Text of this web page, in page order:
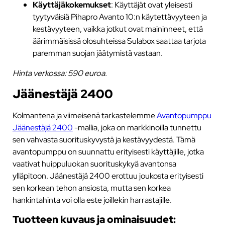
Käyttäjäkokemukset: Käyttäjät ovat yleisesti
tyytyväisiä Pihapro Avanto 10:n käytettävyyteen ja
kestävyyteen, vaikka jotkut ovat maininneet, että
äärimmäisissä olosuhteissa Sulabox saattaa tarjota
paremman suojan jäätymistä vastaan.
Hinta verkossa: 590 euroa.
Jäänestäjä 2400
Kolmantena ja viimeisenä tarkastelemmeAvantopumppu
Jäänestäjä 2400-mallia, joka on markkinoilla tunnettu
sen vahvasta suorituskyvystä ja kestävyydestä. Tämä
avantopumppu on suunnattu erityisesti käyttäjille, jotka
vaativat huippuluokan suorituskykyä avantonsa
ylläpitoon. Jäänestäjä 2400 erottuu joukosta erityisesti
sen korkean tehon ansiosta, mutta sen korkea
hankintahinta voi olla este joillekin harrastajille.
Tuotteen kuvaus ja ominaisuudet: